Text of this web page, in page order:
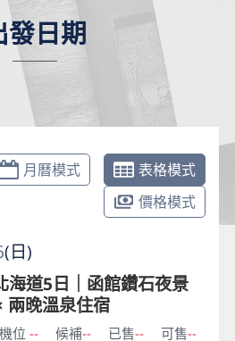
發日期
月曆模式
表格模式
價格模式
(日)
海道5日｜函館鑽石夜景
兩晚溫泉住宿
機位 -- 候補-- 已售-- 可售--